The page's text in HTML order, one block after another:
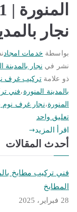
نجار
بواسطة خدمات امجاد
نشر في نجار بالمدينة
ذو علامةتركيب غرف
بالمدينة المنورة ،فني
المنورة،نجار غرف نوم
تعليق واحد
فني
تركيب
غرف
اقرأ المزيد
أحدث المقالات
المطابخ
28 فبراير، 2025